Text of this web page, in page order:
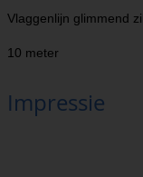
Vlaggenlijn glimmend
10 meter
Impressie